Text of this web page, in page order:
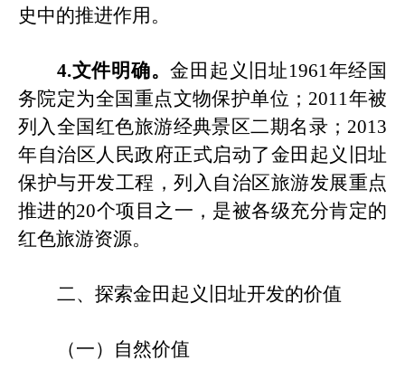
史中的推进作用。
4.文件明确。金田起义旧址1961年经国
务院定为全国重点文物保护单位；2011年被
列入全国红色旅游经典景区二期名录；2013
年自治区人民政府正式启动了金田起义 旧址
保护与开发工程，列入自治区旅游发展重点
推进的20个项目之一，是被各级充分肯定的
红色旅游资源。
二、探索金田起义 旧址开发的价值
（一）自然价值